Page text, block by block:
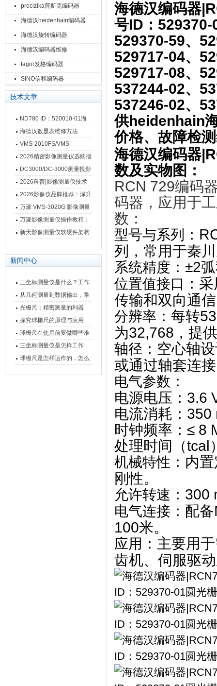
precizika普斯克编码器
海德汉heidenhain编码器
海德汉旋转编码器
海德汉编码器维修
fagor发格编码器
SINO信和编码器
技术文章
ND780 ID：520010-01海
德汉数显表故障维修内容
海德汉数显表维修方法
VMS-2010FS/VMS-
3020FS/VMS-4030FS手动
影像测量仪技术参数
2026精密影像测量仪选购指
南 靠谱品牌一站式选型推荐
DC3000/DC-3000测量投影
仪万濠数据处理器数显表故
障维修方法
2026科普|影像测量仪技术
原理、分类及选型应用
2026影像仪品牌推荐：泽升
影像测量仪选型指南
万濠 VMS-3020G 影像测量
仪技术规格与应用解析
万濠影像测量仪操作教程：
从开机到出报告，新手也能
新天影像测量仪软硬件架构
新闻中心
三坐标测量仪是什么？工作
原理、分类与核心功能一次
讲清
从几何测量到数据输出，掌
握万濠影像测量仪的六大核
心能力
光栅尺：精密测量的利器
探究球栅尺的原理与应用
球栅尺在使用前要做哪些准
备工作？
三坐标测量仪是怎样工作
的，功能有什么优势？
球栅尺是怎样运作的，怎么
海德汉编码器
号ID：
529370-59、
529717-04、
529717-08、
537244-02、
537246-02、
供heidenhain
价格、故障检
海德汉编码器
数及实物图：
RCN 729编码
码器，应用于
数：
型号与系列
：
列，常用于秦
系统精度 ：±2
位置值接口 ：
传输和双向通
分辨率 ：每转
为32,768，提
轴径 ：空心轴
或通过轴套连
电气参数 ‌：
电源电压：3.6
电流消耗：350
时钟频率：≤ 8
处理时间（tcal
机械特性 ：内
刚性。
允许转速 ：
电气连接 ：配
100米。
应用 ：主要用
齿机、伺服驱